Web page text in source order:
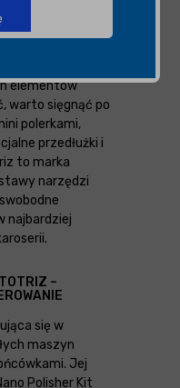
maszyn
trudno
elementów
warto sięgnąć po
polerkami,
przedłużki i
to marka
narzędzi
najbardziej
–
się w
maszyn
Jej
Polisher Kit